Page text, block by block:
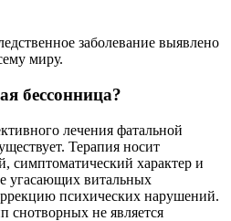
заболевание выявлено
миру.
бессонница?
лечения фатальной
Терапия носит
симптоматический характер и
угасающих витальных
психических нарушений.
снотворных не является